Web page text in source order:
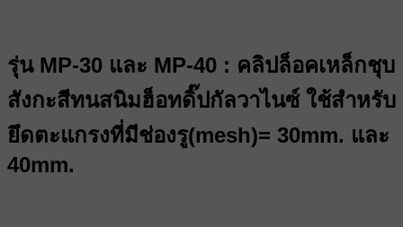
รุ่น MP-30 และ MP-40 : คลิปล็อคเหล็กชุบ
สังกะสีทนสนิมฮ็อทดิ๊ปกัลวาไนซ์ ใช้สำหรับ
ยึดตะแกรงที่มีช่องรู(mesh)= 30mm. และ
40mm.